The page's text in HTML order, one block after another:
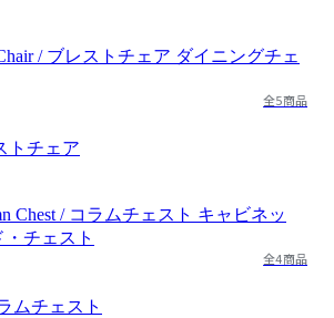
全5商品
トチェア
全4商品
ムチェスト